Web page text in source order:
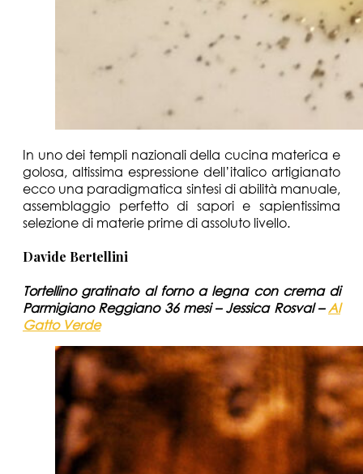
In uno dei templi nazionali della cucina materica e
golosa, altissima espressione dell’italico artigianato
ecco una paradigmatica sintesi di abilità manuale,
assemblaggio perfetto di sapori e sapientissima
selezione di materie prime di assoluto livello.
Davide Bertellini
Tortellino gratinato al forno a legna con crema di
Parmigiano Reggiano 36 mesi – Jessica Rosval –Al
Gatto Verde